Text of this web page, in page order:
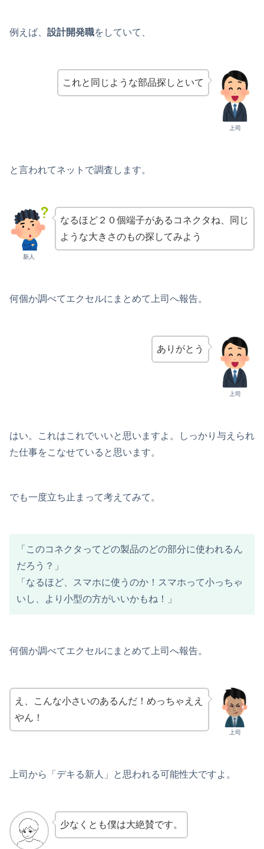
例えば、 設計開発職をしていて、
上司
これと同じような部品探しといて
と言われてネットで調査します。
新人
なるほど２０個端子があるコネクタね、同じ
ような大きさのもの探してみよう
何個か調べてエクセルにまとめて上司へ報告。
上司
ありがとう
はい。これはこれでいいと思いますよ。しっかり与えられ
た仕事をこなせていると思います。
でも一度立ち止まって考えてみて。
「このコネクタってどの製品のどの部分に使われるん
だろう？」
「なるほど、スマホに使うのか！スマホって小っちゃ
いし、より小型の方がいいかもね！」
何個か調べてエクセルにまとめて上司へ報告。
上司
え、こんな小さいのあるんだ！めっちゃええ
やん！
上司から「デキる新人」と思われる可能性大ですよ。
少なくとも僕は大絶賛です。